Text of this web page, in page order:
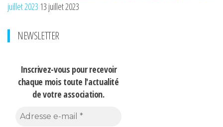
juillet 2023 13 juillet 2023
NEWSLETTER
Inscrivez-vous pour recevoir
chaque mois toute l'actualité
de votre association.